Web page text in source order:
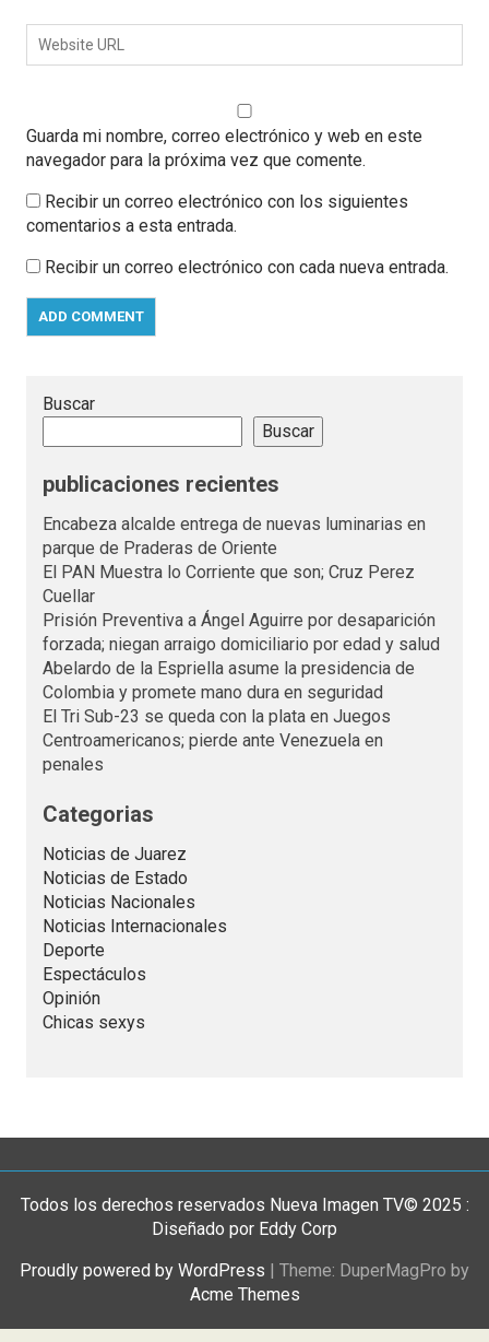
Guarda mi nombre, correo electrónico y web en este
navegador para la próxima vez que comente.
Recibir un correo electrónico con los siguientes
comentarios a esta entrada.
Recibir un correo electrónico con cada nueva entrada.
Buscar
Buscar
publicaciones recientes
Encabeza alcalde entrega de nuevas luminarias en
parque de Praderas de Oriente
El PAN Muestra lo Corriente que son; Cruz Perez
Cuellar
Prisión Preventiva a Ángel Aguirre por desaparición
forzada; niegan arraigo domiciliario por edad y salud
Abelardo de la Espriella asume la presidencia de
Colombia y promete mano dura en seguridad
El Tri Sub-23 se queda con la plata en Juegos
Centroamericanos; pierde ante Venezuela en
penales
Categorias
Noticias de Juarez
Noticias de Estado
Noticias Nacionales
Noticias Internacionales
Deporte
Espectáculos
Opinión
Chicas sexys
Todos los derechos reservados Nueva Imagen TV© 2025 :
Diseñado por Eddy Corp
Proudly powered by WordPress | Theme: DuperMagPro by
Acme Themes